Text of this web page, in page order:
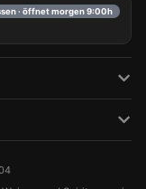
· öffnet morgen 9:00h